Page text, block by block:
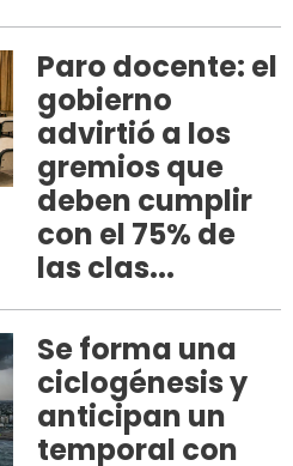
Paro docente: el
gobierno
advirtió a los
gremios que
deben cumplir
con el 75% de
las clas...
Se forma una
ciclogénesis y
anticipan un
temporal con